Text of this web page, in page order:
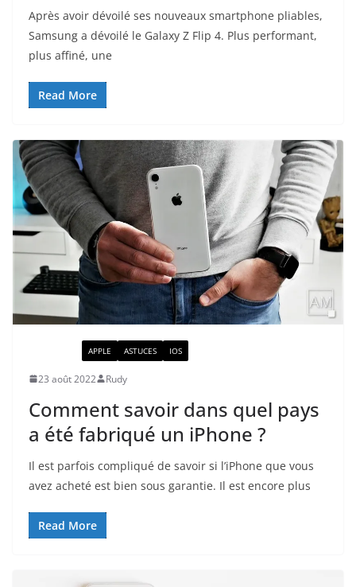
Après avoir dévoilé ses nouveaux smartphone pliables,
Samsung a dévoilé le Galaxy Z Flip 4. Plus performant,
plus affiné, une
Read More
APPLE ASTUCES IOS
23 août 2022 Rudy
Comment savoir dans quel pays
a été fabriqué un iPhone ?
Il est parfois compliqué de savoir si l’iPhone que vous
avez acheté est bien sous garantie. Il est encore plus
Read More